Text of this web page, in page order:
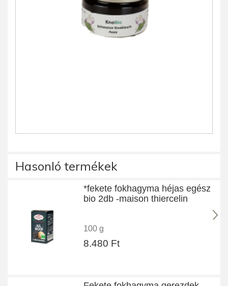
Hasonló termékek
*fekete fokhagyma héjas egész
bio 2db -maison thiercelin
100 g
8.480 Ft